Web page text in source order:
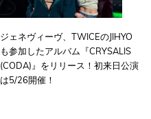
ジェネヴィーヴ、TWICEのJIHYO
も参加したアルバム『CRYSALIS
(CODA)』をリリース！初来日公演
は5/26開催！